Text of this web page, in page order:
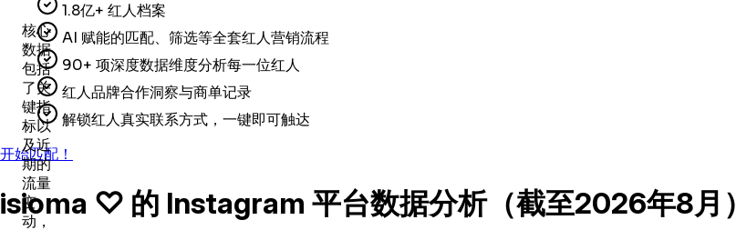
1.8亿+ 红人档案
AI 赋能的匹配、筛选等全套红人营销流程
90+ 项深度数据维度分析每一位红人
红人品牌合作洞察与商单记录
解锁红人真实联系方式，一键即可触达
开始匹配！
isioma ♡ 的 Instagram 平台数据分析（截至2026年8月）
核心
数据
包括
了关
键指
标以
及近
期的
流量
变
动，